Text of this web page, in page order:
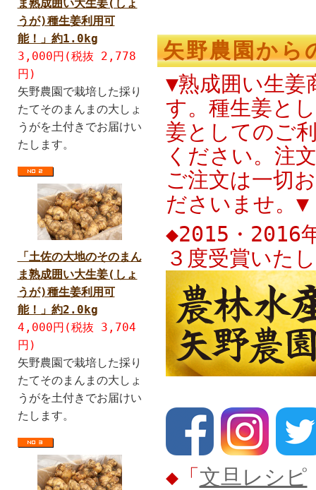
ま熟成囲い大生姜(しょ
うが)種生姜利用可
能！」約1.0kg
3,000円(税抜 2,778
円)
矢野農園で栽培した採り
たてそのまんまの大しょ
うがを土付きでお届けい
たします。
「土佐の大地のそのまん
ま熟成囲い大生姜(しょ
うが)種生姜利用可
能！」約2.0kg
4,000円(税抜 3,704
円)
矢野農園で栽培した採り
たてそのまんまの大しょ
うがを土付きでお届けい
たします。
矢野農園から
▼熟成囲い生姜
す。種生姜と
姜としてのご
ください。注
ご注文は一切
ださいませ。▼
◆2015・2016
３度受賞いた
◆「 文旦レシピ